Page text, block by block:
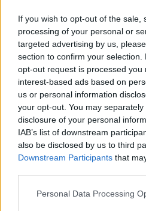
If you wish to opt-out of the sale,
processing of your personal or
targeted advertising by us,
section to confirm your
opt-out request is processed you
interest-based ads based on
us or personal information
your opt-out. You may
disclosure of your personal
IAB’s list of downstream
also be disclosed by us to third
Downstream Participants that
Personal Data Processing
ortodoxos.)
El ataque fue repetido en
gran ejército, que incluía
sino también a los
potente de los nómades
sur-oeste de Europa.) Sin
ofrecieron a los rusos un
no fueran a
tributo y no luchar.
bizantino. Rusia perdió el